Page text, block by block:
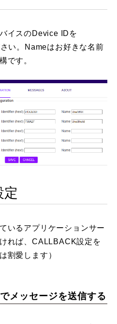
イスのDevice IDを
い。Nameはお好きな名前
です。
定
いるアプリケーションサー
れば、CALLBACK設定を
割愛します）
メッセージを送信する